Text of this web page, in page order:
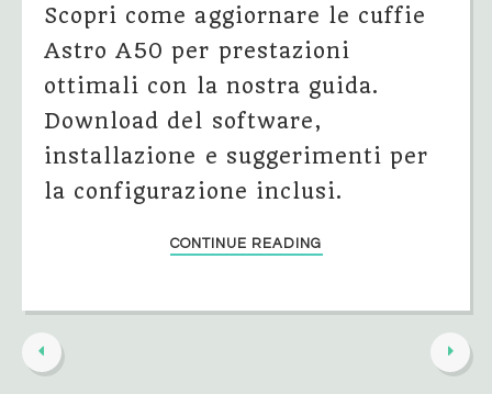
Scopri come aggiornare le cuffie
Astro A50 per prestazioni
ottimali con la nostra guida.
Download del software,
installazione e suggerimenti per
la configurazione inclusi.
CONTINUE READING